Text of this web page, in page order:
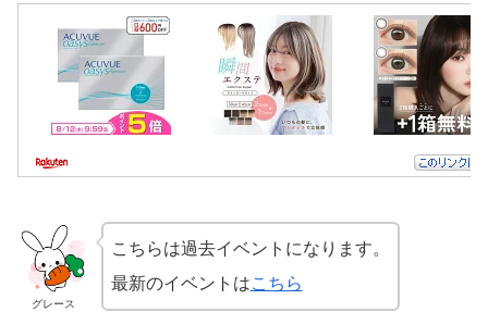
グレース
こちらは過去イベントになります。
最新のイベントはこちら